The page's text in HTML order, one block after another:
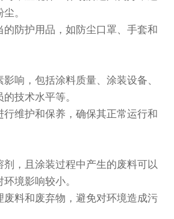
。
的防护用品，如防尘口罩、手套和
响，包括涂料质量、涂装设备、
技术水平等。
行维护和保养，确保其正常运行和
剂，且涂装过程中产生的废料可以
境影响较小。
废料和废弃物，避免对环境造成污